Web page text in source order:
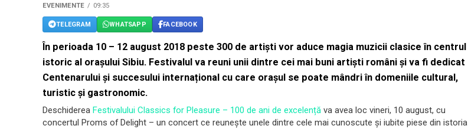
EVENIMENTE 09:35
TELEGRAM WHATSAPP FACEBOOK
În perioada 10 – 12 august 2018 peste 300 de artiști vor aduce magia muzicii clasice în centrul
istoric al orașului Sibiu. Festivalul va reuni unii dintre cei mai buni artiști români și va fi dedicat
Centenarului și succesului internațional cu care orașul se poate mândri în domeniile cultural,
turistic și gastronomic.
Deschiderea Festivalului Classics for Pleasure – 100 de ani de excelență va avea loc vineri, 10 august, cu
concertul Proms of Delight – un concert ce reunește unele dintre cele mai cunoscute și iubite piese din istoria